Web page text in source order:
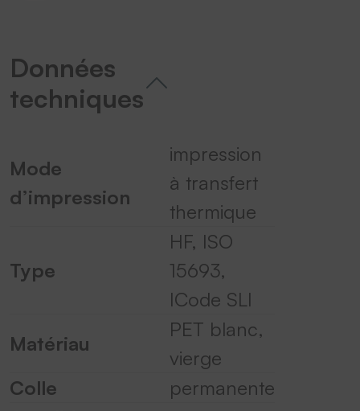
Données
techniques
Mode
d’impression
impression
à transfert
thermique
Type
HF, ISO
15693,
ICode SLI
Matériau
PET blanc,
vierge
Colle
permanente